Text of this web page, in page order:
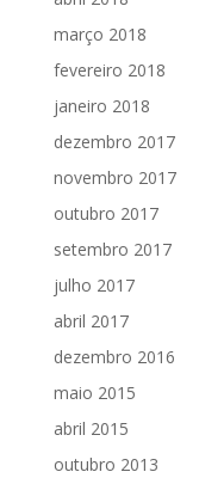
março 2018
fevereiro 2018
janeiro 2018
dezembro 2017
novembro 2017
outubro 2017
setembro 2017
julho 2017
abril 2017
dezembro 2016
maio 2015
abril 2015
outubro 2013